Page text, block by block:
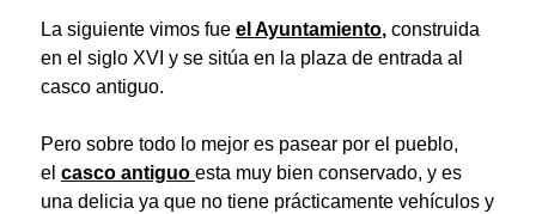
La siguiente vimos fue el Ayuntamiento, construida
en el siglo XVI y se sitúa en la plaza de entrada al
casco antiguo.
Pero sobre todo lo mejor es pasear por el pueblo,
el casco antiguo esta muy bien conservado, y es
una delicia ya que no tiene prácticamente vehículos y